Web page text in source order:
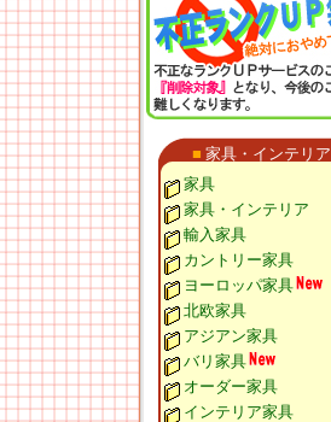
■ 家具・インテリア
家具
家具・インテリア
輸入家具
カントリー家具
ヨーロッパ家具
北欧家具
アジアン家具
バリ家具
オーダー家具
インテリア家具